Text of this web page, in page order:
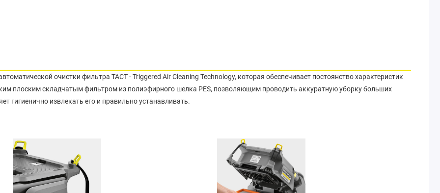
очистки фильтра TACT - Triggered Air Cleaning Technology, которая обеспечивает постоянство характеристик
плоским складчатым фильтром из полиэфирного шелка PES, позволяющим проводить аккуратную уборку больших
гигиенично извлекать его и правильно устанавливать.